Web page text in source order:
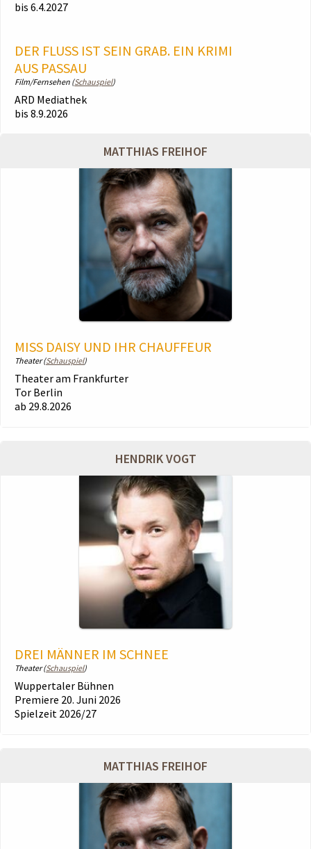
bis 6.4.2027
DER FLUSS IST SEIN GRAB. EIN KRIMI
AUS PASSAU
Film/Fernsehen (Schauspiel)
ARD Mediathek
bis 8.9.2026
MATTHIAS FREIHOF
MISS DAISY UND IHR CHAUFFEUR
Theater (Schauspiel)
Theater am Frankfurter
Tor Berlin
ab 29.8.2026
HENDRIK VOGT
DREI MÄNNER IM SCHNEE
Theater (Schauspiel)
Wuppertaler Bühnen
Premiere 20. Juni 2026
Spielzeit 2026/27
MATTHIAS FREIHOF